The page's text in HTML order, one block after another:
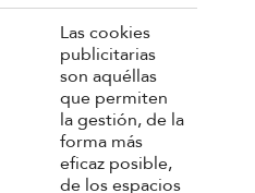
Las cookies
publicitarias
son aquéllas
que permiten
la gestión, de la
forma más
eficaz posible,
de los espacios